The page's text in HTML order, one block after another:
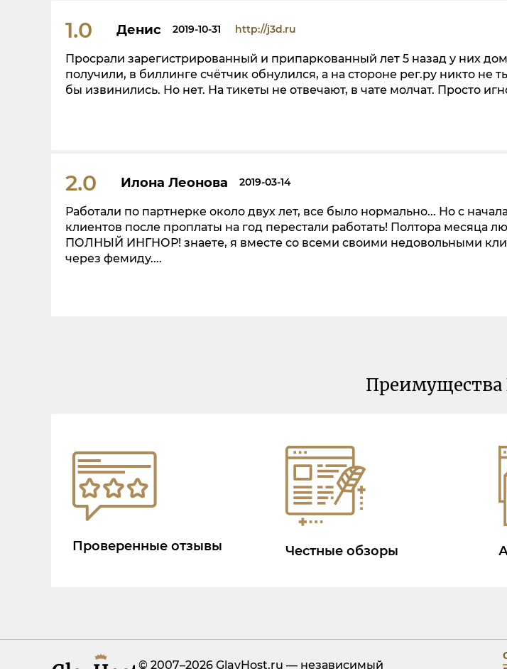
1.0 Денис 2019-10-31 http://j3d.ru
Просрали зарегистрированный и припаркованный лет 5 назад у них
получили, в биллинге счётчик обнулился, а на стороне рег.ру никто не
бы извинились. Но нет. На тикеты не отвечают, в чате молчат. Просто
2.0 Илона Леонова 2019-03-14
Работали по партнерке около двух лет, все было нормально... Но с
клиентов после проплаты на год перестали работать! Полтора месяца
ПОЛНЫЙ ИНГНОР! знаете, я вместе со всеми своими недовольными
через фемиду....
Преимущества
Проверенные отзывы Честные обзоры
© 2007–2026 GlavHost.ru — независимый